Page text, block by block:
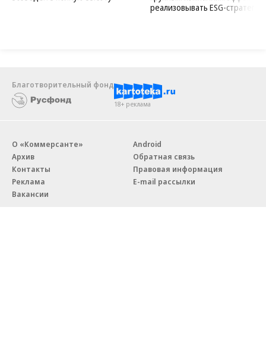
реализовывать ESG-стратегию
Благотворительный фонд
18+ реклама
О «Коммерсанте»
Архив
Контакты
Реклама
Вакансии
Android
Обратная связь
Правовая информация
E-mail рассылки